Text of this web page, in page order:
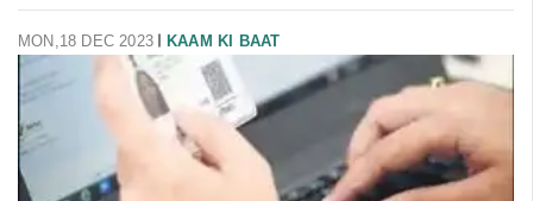
MON,18 DEC 2023 KAAM KI BAAT